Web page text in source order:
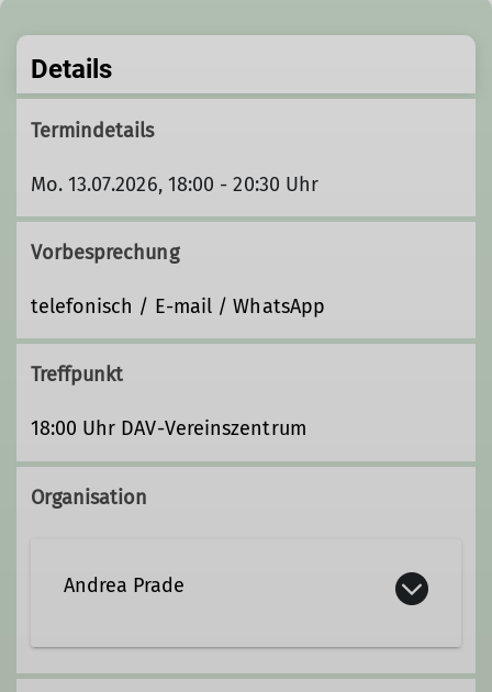
Details
Termindetails
Mo. 13.07.2026, 18:00 - 20:30 Uhr
Vorbesprechung
telefonisch / E-mail / WhatsApp
Treffpunkt
18:00 Uhr DAV-Vereinszentrum
Organisation
Andrea Prade